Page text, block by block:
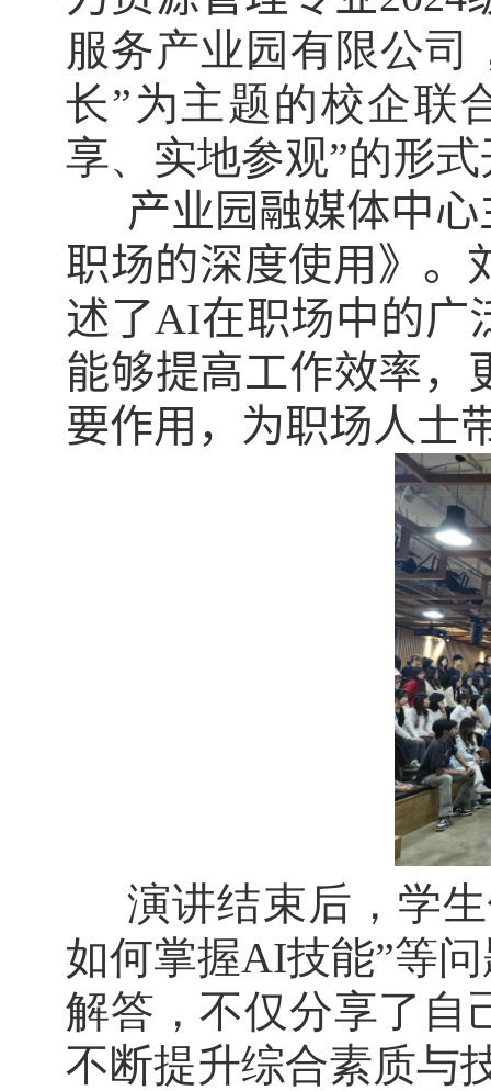
服务产业园有限公司
长”为主题的校企联
享、实地参观”的形
产业园融媒体中
职场的深度使用》。
述了AI在职场中的广
能够提高工作效率，
要作用，为职场人士
演讲结束后，学
如何掌握AI技能”等
解答，不仅分享了自
不断提升综合素质与